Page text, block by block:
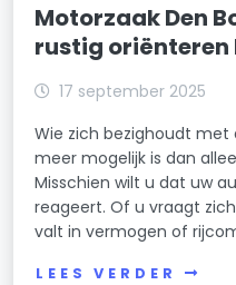
Motorzaak Den
rustig oriënteren
17 september 2025
Wie zich bezighoudt met
meer mogelijk is dan
Misschien wilt u dat uw
reageert. Of u vraagt
valt in vermogen of
LEES VERDER